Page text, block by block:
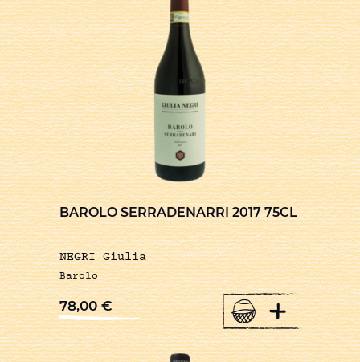
BAROLO SERRADENARRI 2017 75CL
NEGRI Giulia
Barolo
78,00€ +